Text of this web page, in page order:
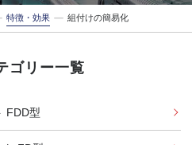
特徴・効果 ー 組付けの簡易化
ゴリー一覧
FDD型